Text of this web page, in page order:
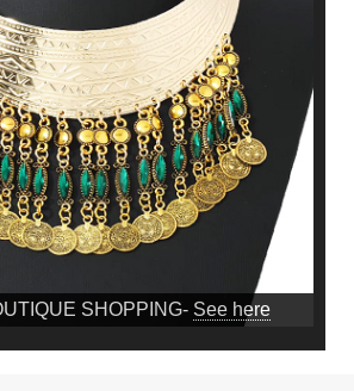
SHOPPING- See here